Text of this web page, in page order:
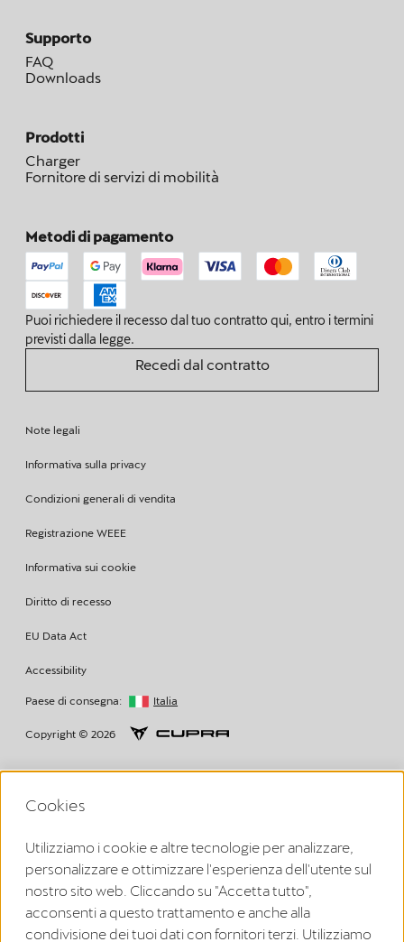
Supporto
FAQ
Downloads
Prodotti
Charger
Fornitore di servizi di mobilità
Metodi di pagamento
Puoi richiedere il recesso dal tuo contratto qui, entro i termini
previsti dalla legge.
Recedi dal contratto
Note legali
Informativa sulla privacy
Condizioni generali di vendita
Registrazione WEEE
Informativa sui cookie
Diritto di recesso
EU Data Act
Accessibility
Paese di consegna: Italia
Copyright © 2026
Volkswagen Group Charging GmbH Disclaimer
CUPRA/SEAT Charger (1ª generazione a partire dal 2020):
La funcionalidad LTE solo puede utilizarse en los Estados miembros
de la UE, así como en el Reino Unido, Suiza y Noruega.
CUPRA Charger 2 (2ª generazione a partire dal 2024):
La funcionalidad LTE solo puede utilizarse en los Estados miembros
de la UE, así como en el Reino Unido, Suiza, Liechtenstein, Islandia y
Noruega.
Cookies
Utilizziamo i cookie e altre tecnologie per analizzare,
personalizzare e ottimizzare l'esperienza dell'utente sul
nostro sito web. Cliccando su "Accetta tutto",
acconsenti a questo trattamento e anche alla
condivisione dei tuoi dati con fornitori terzi. Utilizziamo